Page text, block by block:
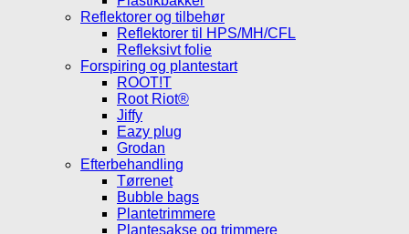
Reflektorer og tilbehør
Reflektorer til HPS/MH/CFL
Refleksivt folie
Forspiring og plantestart
ROOT!T
Root Riot®
Jiffy
Eazy plug
Grodan
Efterbehandling
Tørrenet
Bubble bags
Plantetrimmere
Plantesakse og trimmere